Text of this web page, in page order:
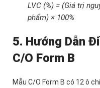
LVC (%) = (Giá trị
phẩm) × 100%
5. Hướng Dẫn
C/O Form B
Mẫu C/O Form B có 12 ô